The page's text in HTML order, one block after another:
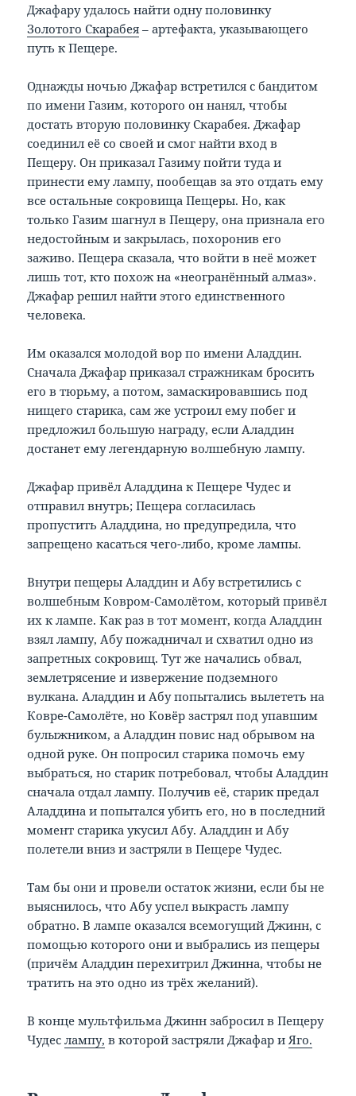
Джафару удалось найти одну половинку
Золотого Скарабея – артефакта, указывающего
путь к Пещере.
Однажды ночью Джафар встретился с бандитом
по имени Газим, которого он нанял, чтобы
достать вторую половинку Скарабея. Джафар
соединил её со своей и смог найти вход в
Пещеру. Он приказал Газиму пойти туда и
принести ему лампу, пообещав за это отдать ему
все остальные сокровища Пещеры. Но, как
только Газим шагнул в Пещеру, она признала его
недостойным и закрылась, похоронив его
заживо. Пещера сказала, что войти в неё может
лишь тот, кто похож на «неогранённый алмаз».
Джафар решил найти этого единственного
человека.
Им оказался молодой вор по имени Аладдин.
Сначала Джафар приказал стражникам бросить
его в тюрьму, а потом, замаскировавшись под
нищего старика, сам же устроил ему побег и
предложил большую награду, если Аладдин
достанет ему легендарную волшебную лампу.
Джафар привёл Аладдина к Пещере Чудес и
отправил внутрь; Пещера согласилась
пропустить Аладдина, но предупредила, что
запрещено касаться чего-либо, кроме лампы.
Внутри пещеры Аладдин и Абу встретились с
волшебным Ковром-Самолётом, который привёл
их к лампе. Как раз в тот момент, когда Аладдин
взял лампу, Абу пожадничал и схватил одно из
запретных сокровищ. Тут же начались обвал,
землетрясение и извержение подземного
вулкана. Аладдин и Абу попытались вылететь на
Ковре-Самолёте, но Ковёр застрял под упавшим
булыжником, а Аладдин повис над обрывом на
одной руке. Он попросил старика помочь ему
выбраться, но старик потребовал, чтобы Аладдин
сначала отдал лампу. Получив её, старик предал
Аладдина и попытался убить его, но в последний
момент старика укусил Абу. Аладдин и Абу
полетели вниз и застряли в Пещере Чудес.
Там бы они и провели остаток жизни, если бы не
выяснилось, что Абу успел выкрасть лампу
обратно. В лампе оказался всемогущий Джинн, с
помощью которого они и выбрались из пещеры
(причём Аладдин перехитрил Джинна, чтобы не
тратить на это одно из трёх желаний).
В конце мультфильма Джинн забросил в Пещеру
Чудеслампу, в которой застряли Джафар и Яго.